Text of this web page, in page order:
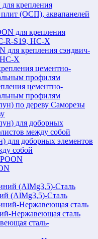
крепления
(ОСП), аквапанелей
крепления сэндвич-
X
цементно-
профилям
Саморезы
для доборных элементов
собой
(AlMg3,5)-Сталь
Нержавеющая сталь